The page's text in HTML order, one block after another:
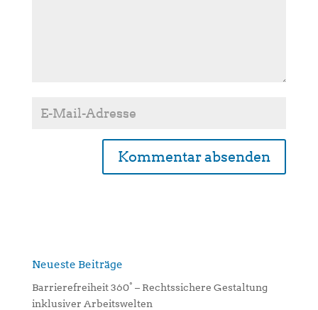
n
Neueste Beiträge
Barrierefreiheit 360° – Rechtssichere Gestaltung
inklusiver Arbeitswelten